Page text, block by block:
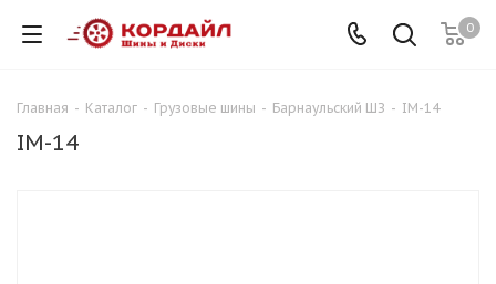
0
Главная - Каталог - Грузовые шины - Барнаульский ШЗ - IM-14
IM-14